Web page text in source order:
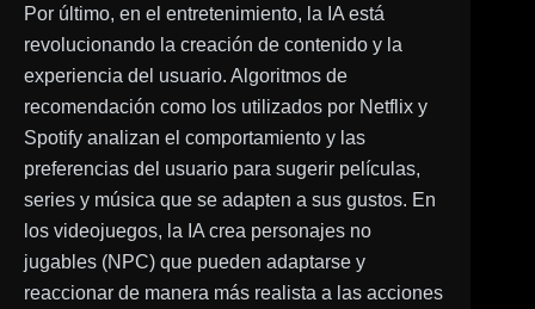
Por último, en el entretenimiento, la IA está
revolucionando la creación de contenido y la
experiencia del usuario. Algoritmos de
recomendación como los utilizados por Netflix y
Spotify analizan el comportamiento y las
preferencias del usuario para sugerir películas,
series y música que se adapten a sus gustos. En
los videojuegos, la IA crea personajes no
jugables (NPC) que pueden adaptarse y
reaccionar de manera más realista a las acciones